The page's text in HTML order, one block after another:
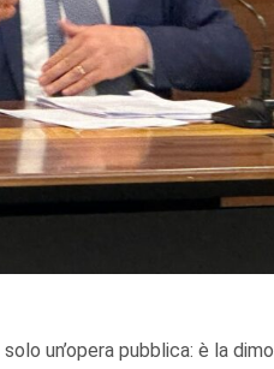
un’opera pubblica: è la